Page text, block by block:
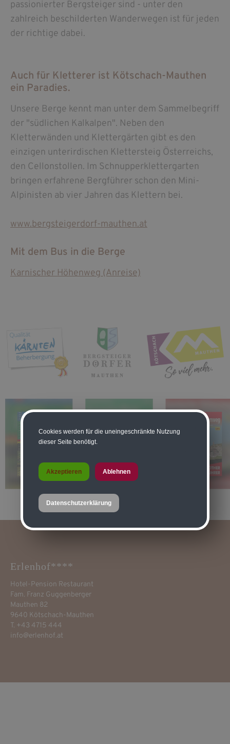
passionierter Bergsteiger sind - unter den
zahlreich beschilderten Wanderwegen ist für jeden
der richtige dabei.
Auch für Kletterer ist Kötschach-Mauthen
ein Paradies.
Unsere Berge kennt man unter dem Sammelbegriff
der "südlichen Kalkalpen". Neben den
Kletterwänden und Klettergärten gibt es den
einzigen unterirdischen Klettersteig Österreichs,
den Cellonstollen. Im Schnupperklettergarten
bringen erfahrene Bergführer schon den Mini-
Alpinisten ab vier Jahren das Klettern bei.
www.bergsteigerdorf-mauthen.at
Mit dem Bus in die Berge
Karnischer Höhenweg (Anreise)
Erlenhof****
Hotel-Pension Restaurant
Fam. Franz Guggenberger
Mauthen 82
9640 Kötschach-Mauthen
T. +43 4715 444
info@erlenhof.at
Cookies werden für die uneingeschränkte Nutzung
dieser Seite benötigt.
Akzeptieren Ablehnen
Datenschutzerklärung